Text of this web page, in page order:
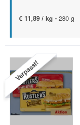
€ 11,89 / kg - 280 g
Verpasst!